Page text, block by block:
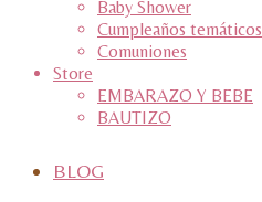
Baby Shower
Cumpleaños temáticos
Comuniones
Store
EMBARAZO Y BEBE
BAUTIZO
BLOG